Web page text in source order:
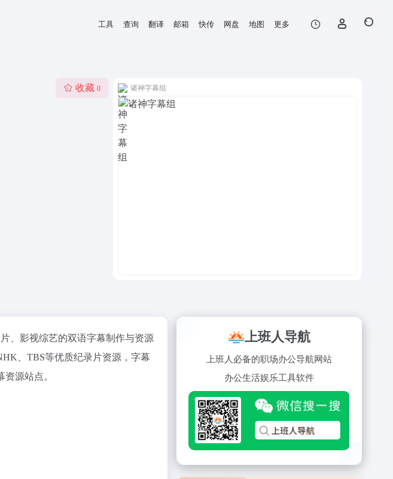
工具 查询 翻译 邮箱 快传 网盘 地图 更多
收藏 0 诸神字幕组
片、影视综艺的双语字幕制作与资源
、TBS等优质纪录片资源，字幕
源站点。
上班人导航
上班人必备的职场办公导航网站
办公生活娱乐工具软件